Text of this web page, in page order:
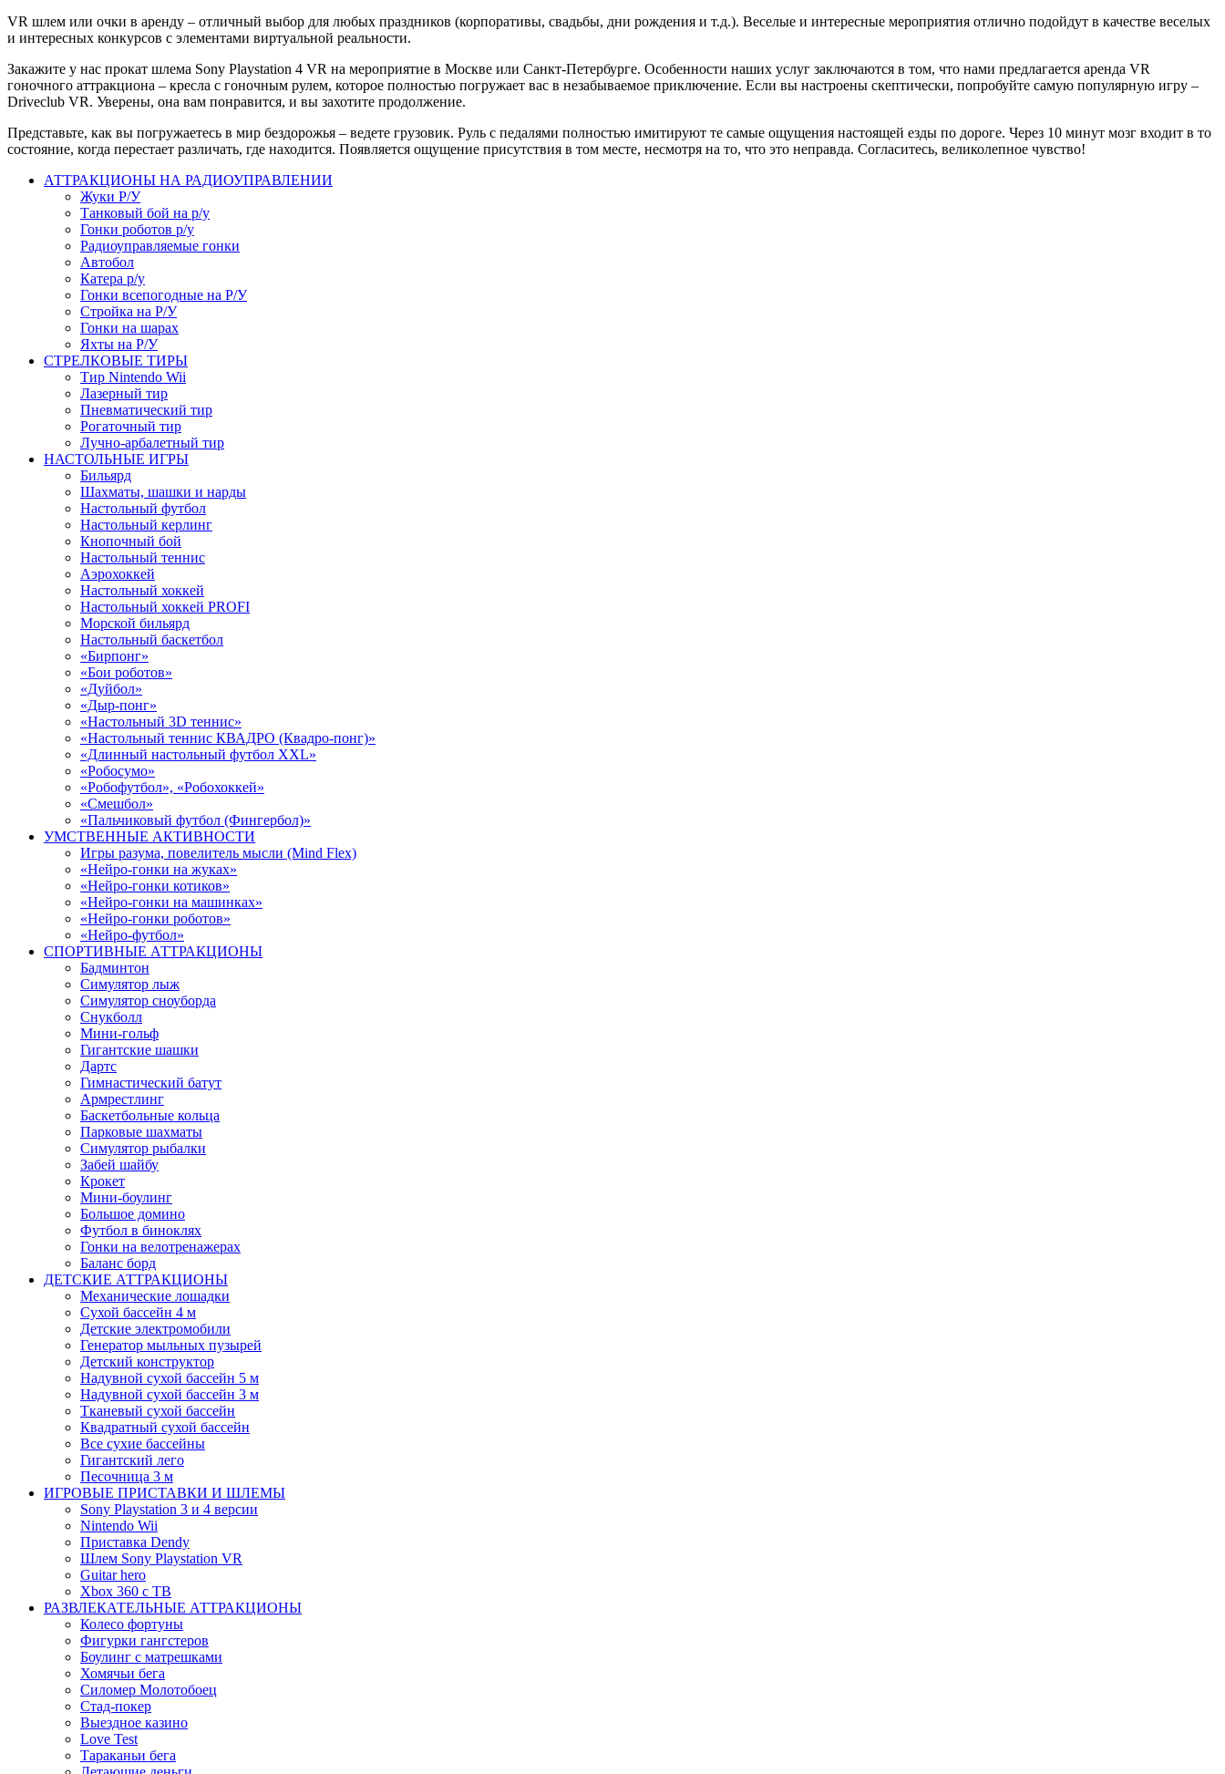
VR шлем или очки в аренду – отличный выбор для любых праздников (корпоративы, свадьбы, дни рождения и т.д.). Веселые и интересные мероприятия отлично подойдут в качестве веселых
и интересных конкурсов с элементами виртуальной реальности.
Закажите у нас прокат шлема Sony Playstation 4 VR на мероприятие в Москве или Санкт-Петербурге. Особенности наших услуг заключаются в том, что нами предлагается аренда VR
гоночного аттракциона – кресла с гоночным рулем, которое полностью погружает вас в незабываемое приключение. Если вы настроены скептически, попробуйте самую популярную игру –
Driveclub VR. Уверены, она вам понравится, и вы захотите продолжение.
Представьте, как вы погружаетесь в мир бездорожья – ведете грузовик. Руль с педалями полностью имитируют те самые ощущения настоящей езды по дороге. Через 10 минут мозг входит в то
состояние, когда перестает различать, где находится. Появляется ощущение присутствия в том месте, несмотря на то, что это неправда. Согласитесь, великолепное чувство!
АТТРАКЦИОНЫ НА РАДИОУПРАВЛЕНИИ
Жуки Р/У
Танковый бой на р/у
Гонки роботов р/у
Радиоуправляемые гонки
Автобол
Катера р/у
Гонки всепогодные на Р/У
Стройка на Р/У
Гонки на шарах
Яхты на Р/У
СТРЕЛКОВЫЕ ТИРЫ
Тир Nintendo Wii
Лазерный тир
Пневматический тир
Рогаточный тир
Лучно-арбалетный тир
НАСТОЛЬНЫЕ ИГРЫ
Бильярд
Шахматы, шашки и нарды
Настольный футбол
Настольный керлинг
Кнопочный бой
Настольный теннис
Аэрохоккей
Настольный хоккей
Настольный хоккей PROFI
Морской бильярд
Настольный баскетбол
«Бирпонг»
«Бои роботов»
«Дуйбол»
«Дыр-понг»
«Настольный 3D теннис»
«Настольный теннис КВАДРО (Квадро-понг)»
«Длинный настольный футбол XXL»
«Робосумо»
«Робофутбол», «Робохоккей»
«Смешбол»
«Пальчиковый футбол (Фингербол)»
УМСТВЕННЫЕ АКТИВНОСТИ
Игры разума, повелитель мысли (Mind Flex)
«Нейро-гонки на жуках»
«Нейро-гонки котиков»
«Нейро-гонки на машинках»
«Нейро-гонки роботов»
«Нейро-футбол»
СПОРТИВНЫЕ АТТРАКЦИОНЫ
Бадминтон
Симулятор лыж
Симулятор сноуборда
Снукболл
Мини-гольф
Гигантские шашки
Дартс
Гимнастический батут
Армрестлинг
Баскетбольные кольца
Парковые шахматы
Симулятор рыбалки
Забей шайбу
Крокет
Мини-боулинг
Большое домино
Футбол в биноклях
Гонки на велотренажерах
Баланс борд
ДЕТСКИЕ АТТРАКЦИОНЫ
Механические лошадки
Сухой бассейн 4 м
Детские электромобили
Генератор мыльных пузырей
Детский конструктор
Надувной сухой бассейн 5 м
Надувной сухой бассейн 3 м
Тканевый сухой бассейн
Квадратный сухой бассейн
Все сухие бассейны
Гигантский лего
Песочница 3 м
ИГРОВЫЕ ПРИСТАВКИ И ШЛЕМЫ
Sony Playstation 3 и 4 версии
Nintendo Wii
Приставка Dendy
Шлем Sony Playstation VR
Guitar hero
Xbox 360 с ТВ
РАЗВЛЕКАТЕЛЬНЫЕ АТТРАКЦИОНЫ
Колесо фортуны
Фигурки гангстеров
Боулинг с матрешками
Хомячьи бега
Силомер Молотобоец
Стад-покер
Выездное казино
Love Test
Тараканьи бега